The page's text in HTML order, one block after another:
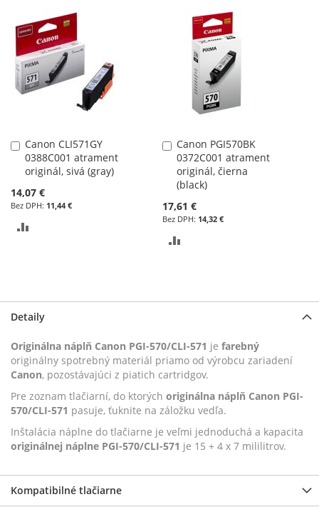
POROVNÁVANIA
POROVNÁVANIA
Canon CLI571GY
0388C001 atrament
originál, sivá (gray)
14,07 €
11,44 €
Pridať
do
košíka
Canon PGI570BK
0372C001 atrament
originál, čierna
(black)
17,61 €
14,32 €
Pridať
do
košíka
Detaily
Originálna náplň Canon PGI-570/CLI-571 je farebný
originálny spotrebný materiál priamo od výrobcu zariadení
Canon, pozostávajúci z piatich cartridgov.
Pre zoznam tlačiarní, do ktorých originálna náplň Canon PGI-
570/CLI-571 pasuje, ťuknite na záložku vedľa.
Inštalácia náplne do tlačiarne je veľmi jednoduchá a kapacita
originálnej náplne PGI-570/CLI-571 je 15 + 4 x 7 mililitrov.
Kompatibilné tlačiarne